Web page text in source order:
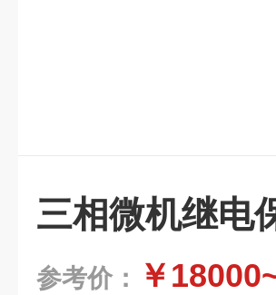
三相微机继电
参考价： ￥